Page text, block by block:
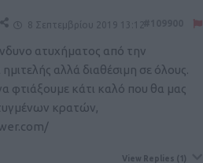
8 Σεπτεμβρίου 2019 13:12
ατυχήματος από την
αλλά διαθέσιμη σε όλους.
φτιάξουμε κάτι καλό που θα μας
κρατών,
View Replies (1)